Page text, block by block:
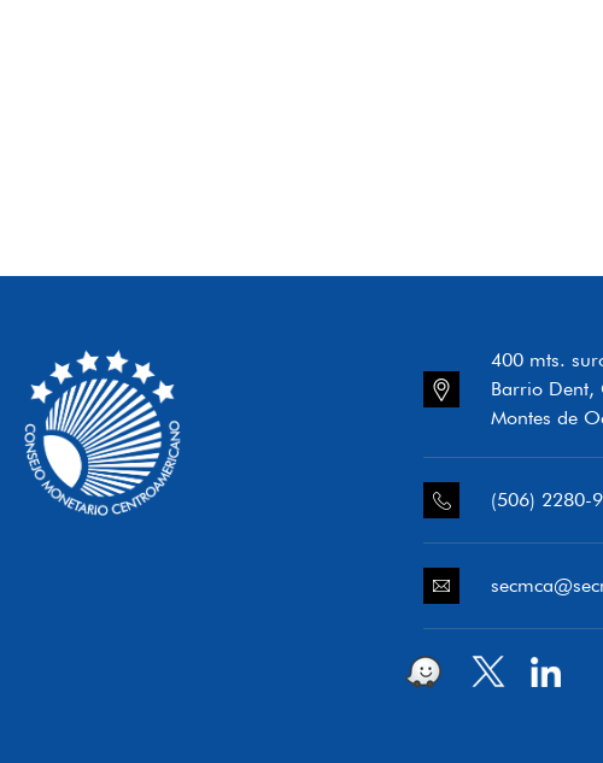
400 mts.
Barrio Dent,
Montes de
(506) 2280-